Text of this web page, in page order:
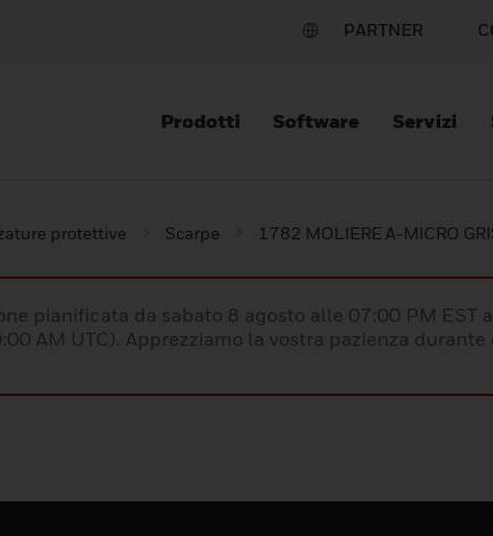
PARTNER
Prodotti Software Servizi
protettive Scarpe 1782 MOLIERE A-MICRO
pianificata da sabato 8 agosto alle 07:00 PM EST
AM UTC). Apprezziamo la vostra pazienza durante